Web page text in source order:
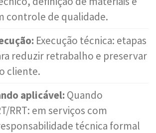
controle de qualidade.
Execução técnica: etapas
reduzir retrabalho e preservar
cliente.
aplicável: Quando
RRT: em serviços com
técnica formal